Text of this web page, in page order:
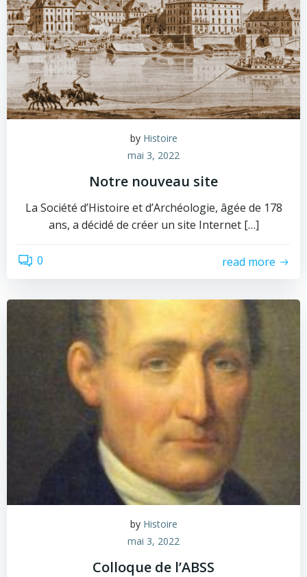
by Histoire
mai 3, 2022
Notre nouveau site
La Société d’Histoire et d’Archéologie, âgée de 178
ans, a décidé de créer un site Internet […]
0 read more
by Histoire
mai 3, 2022
Colloque de l’ABSS